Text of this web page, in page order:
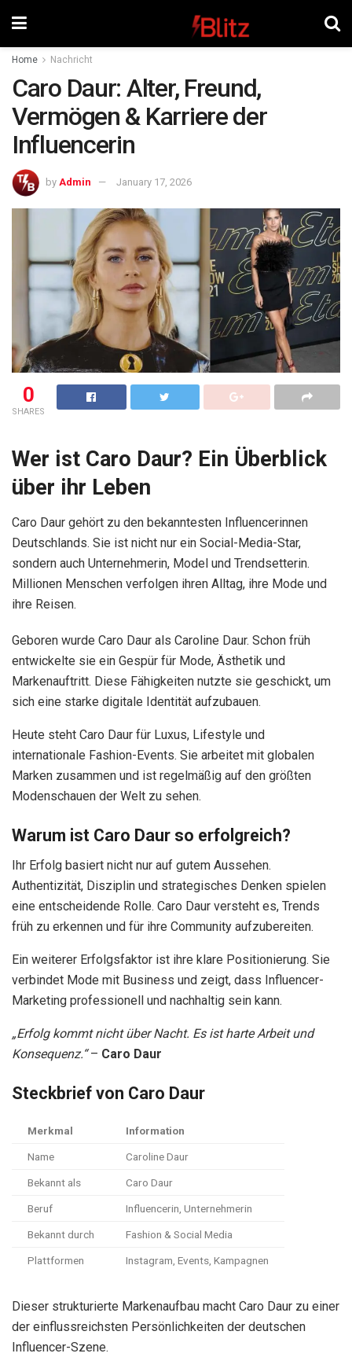
Home Nachricht
Caro Daur: Alter, Freund,
Vermögen & Karriere der
Influencerin
by Admin January 17, 2026
0
SHARES
Wer ist Caro Daur? Ein Überblick
über ihr Leben
Caro Daur gehört zu den bekanntesten Influencerinnen
Deutschlands. Sie ist nicht nur ein Social-Media-Star,
sondern auch Unternehmerin, Model und Trendsetterin.
Millionen Menschen verfolgen ihren Alltag, ihre Mode und
ihre Reisen.
Geboren wurde Caro Daur als Caroline Daur. Schon früh
entwickelte sie ein Gespür für Mode, Ästhetik und
Markenauftritt. Diese Fähigkeiten nutzte sie geschickt, um
sich eine starke digitale Identität aufzubauen.
Heute steht Caro Daur für Luxus, Lifestyle und
internationale Fashion-Events. Sie arbeitet mit globalen
Marken zusammen und ist regelmäßig auf den größten
Modenschauen der Welt zu sehen.
Warum ist Caro Daur so erfolgreich?
Ihr Erfolg basiert nicht nur auf gutem Aussehen.
Authentizität, Disziplin und strategisches Denken spielen
eine entscheidende Rolle. Caro Daur versteht es, Trends
früh zu erkennen und für ihre Community aufzubereiten.
Ein weiterer Erfolgsfaktor ist ihre klare Positionierung. Sie
verbindet Mode mit Business und zeigt, dass Influencer-
Marketing professionell und nachhaltig sein kann.
„Erfolg kommt nicht über Nacht. Es ist harte Arbeit und
Konsequenz.“– Caro Daur
Steckbrief von Caro Daur
Merkmal Information
Name Caroline Daur
Bekannt als Caro Daur
Beruf Influencerin, Unternehmerin
Bekannt durch Fashion & Social Media
Plattformen Instagram, Events, Kampagnen
Dieser strukturierte Markenaufbau macht Caro Daur zu einer
der einflussreichsten Persönlichkeiten der deutschen
Influencer-Szene.